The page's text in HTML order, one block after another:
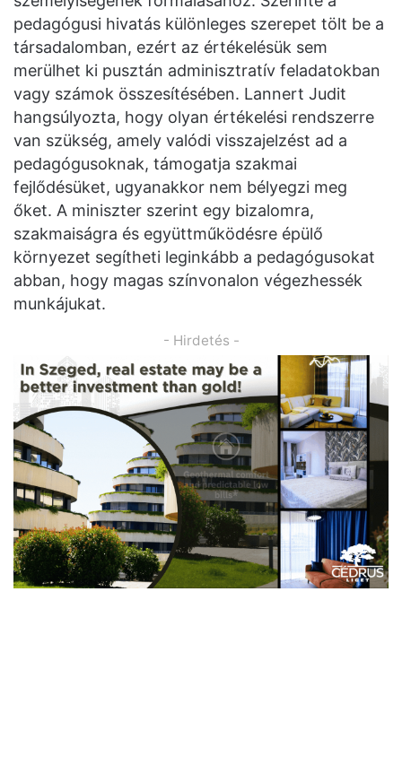
pedagógusi hivatás különleges szerepet tölt be a
társadalomban, ezért az értékelésük sem
merülhet ki pusztán adminisztratív feladatokban
vagy számok összesítésében. Lannert Judit
hangsúlyozta, hogy olyan értékelési rendszerre
van szükség, amely valódi visszajelzést ad a
pedagógusoknak, támogatja szakmai
fejlődésüket, ugyanakkor nem bélyegzi meg
őket. A miniszter szerint egy bizalomra,
szakmaiságra és együttműködésre épülő
környezet segítheti leginkább a pedagógusokat
abban, hogy magas színvonalon végezhessék
munkájukat.
- Hirdetés -